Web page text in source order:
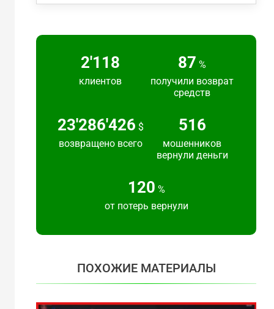
2'217
клиентов
91 %
получили возврат
средств
24'383'692 $
возвращено всего
540
мошенников
вернули деньги
125 %
от потерь вернули
ПОХОЖИЕ МАТЕРИАЛЫ